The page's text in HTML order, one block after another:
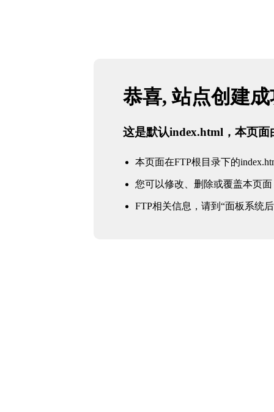
恭喜, 站点创建
这是默认index.html，本页面
本页面在FTP根目录下的
您可以修改、删除或覆盖本页面
FTP相关信息，请到“面板系统